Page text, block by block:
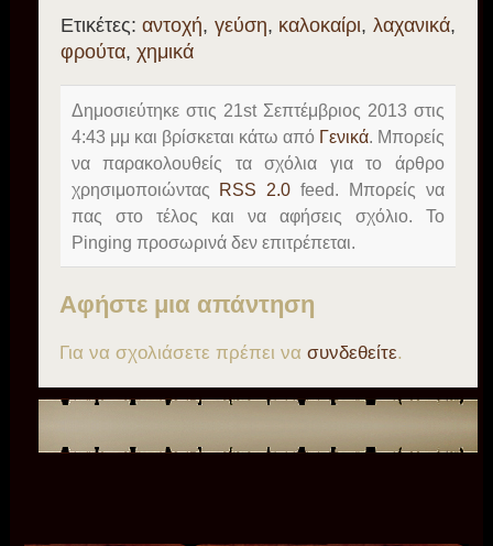
Ετικέτες:αντοχή, γεύση, καλοκαίρι, λαχανικά,
φρούτα, χημικά
Δημοσιεύτηκε στις 21st Σεπτέμβριος 2013 στις
4:43 μμ και βρίσκεται κάτω από Γενικά. Μπορείς
να παρακολουθείς τα σχόλια για το άρθρο
χρησιμοποιώντας RSS 2.0 feed. Μπορείς να
πας στο τέλος και να αφήσεις σχόλιο. Το
Pinging προσωρινά δεν επιτρέπεται.
Αφήστε μια απάντηση
Για να σχολιάσετε πρέπει νασυνδεθείτε.